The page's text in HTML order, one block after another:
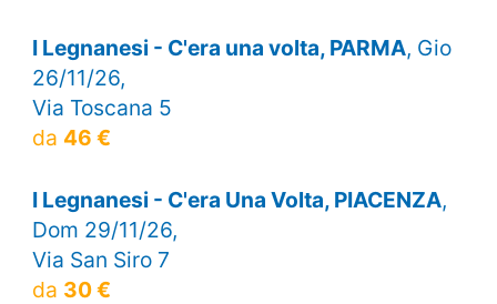
I Legnanesi - C'era una volta, PARMA, Gio
26/11/26,
Via Toscana 5
da 46 €
I Legnanesi - C'era Una Volta, PIACENZA,
Dom 29/11/26,
Via San Siro 7
da 30 €